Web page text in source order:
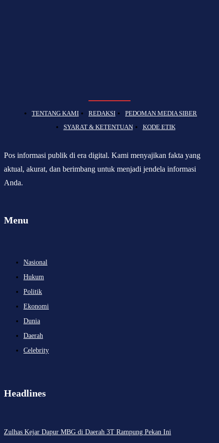
TENTANG KAMI REDAKSI
PEDOMAN MEDIA SIBER
SYARAT & KETENTUAN
KODE ETIK
Pos informasi publik di era digital. Kami menyajikan fakta yang
aktual, akurat, dan berimbang untuk menjadi jendela informasi
Anda.
Menu
Nasional
Hukum
Politik
Ekonomi
Dunia
Daerah
Celebrity
Headlines
Zulhas Kejar Dapur MBG di Daerah 3T Rampung Pekan Ini